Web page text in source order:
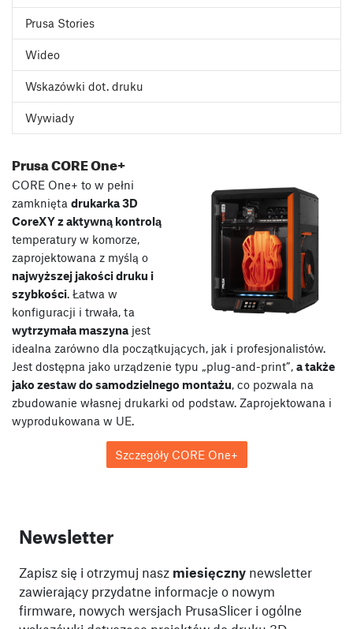
Prusa Stories
Wideo
Wskazówki dot. druku
Wywiady
Prusa CORE One+
CORE One+ to w pełni
zamknięta drukarka 3D
CoreXY z aktywną kontrolą
temperatury w komorze,
zaprojektowana z myślą o
najwyższej jakości druku i
szybkości. Łatwa w
konfiguracji i trwała, ta
wytrzymała maszyna jest
idealna zarówno dla początkujących, jak i profesjonalistów.
Jest dostępna jako urządzenie typu „plug-and-print”, a także
jako zestaw do samodzielnego montażu, co pozwala na
zbudowanie własnej drukarki od podstaw. Zaprojektowana i
wyprodukowana w UE.
Szczegóły CORE One+
Newsletter
Zapisz się i otrzymuj nasz miesięczny newsletter
zawierający przydatne informacje o nowym
firmware, nowych wersjach PrusaSlicer i ogólne